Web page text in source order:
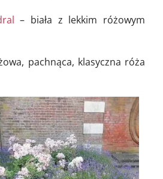
– biała z lekkim różowym
pachnąca, klasyczna róża